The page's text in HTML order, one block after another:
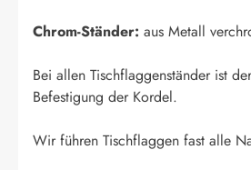
Chrom-Ständer: aus Metall
Bei allen Tischflaggenständer ist
Befestigung der Kordel.
Wir führen Tischflaggen fast alle